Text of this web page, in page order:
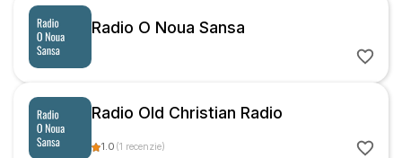
Radio O Noua Sansa
Radio Old Christian Radio
1.0 (1 recenzie)